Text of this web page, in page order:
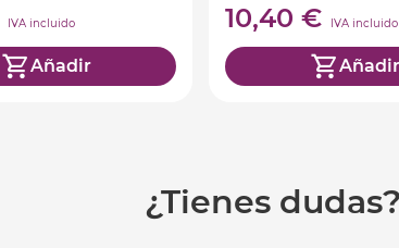
IVA incluido
Añadir
10,40 € IVA incluido
Añadir
¿Tienes